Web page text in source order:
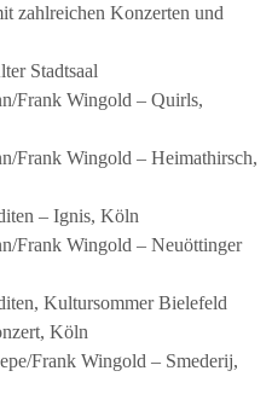
zahlreichen Konzerten und
Stadtsaal
Frank Wingold – Quirls,
Frank Wingold – Heimathirsch,
– Ignis, Köln
Frank Wingold – Neuöttinger
Kultursommer Bielefeld
Köln
Frank Wingold – Smederij,